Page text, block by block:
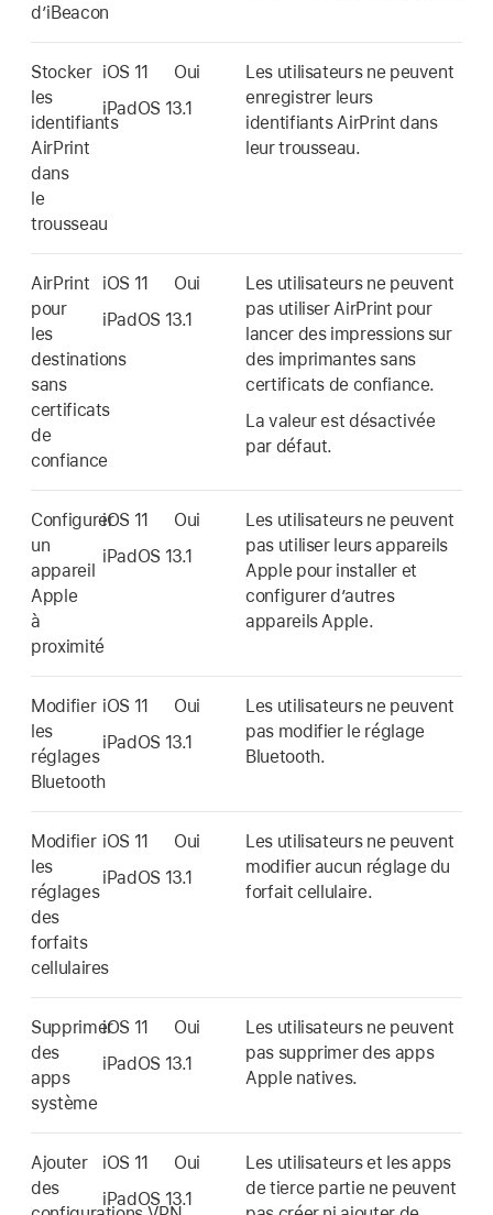
d’iBeacon
Stocker
les
identifiants
AirPrint
dans
le
trousseau
iOS 11
iPadOS 13.1
Oui
Les utilisateurs ne peuvent
enregistrer leurs
identifiants AirPrint dans
leur trousseau.
AirPrint
pour
les
destinations
sans
certificats
de
confiance
iOS 11
iPadOS 13.1
Oui
Les utilisateurs ne peuvent
pas utiliser AirPrint pour
lancer des impressions sur
des imprimantes sans
certificats de confiance.
La valeur est désactivée
par défaut.
Configurer
un
appareil
Apple
à
proximité
iOS 11
iPadOS 13.1
Oui
Les utilisateurs ne peuvent
pas utiliser leurs appareils
Apple pour installer et
configurer d’autres
appareils Apple.
Modifier
les
réglages
Bluetooth
iOS 11
iPadOS 13.1
Oui
Les utilisateurs ne peuvent
pas modifier le réglage
Bluetooth.
Modifier
les
réglages
des
forfaits
cellulaires
iOS 11
iPadOS 13.1
Oui
Les utilisateurs ne peuvent
modifier aucun réglage du
forfait cellulaire.
Supprimer
des
apps
système
iOS 11
iPadOS 13.1
Oui
Les utilisateurs ne peuvent
pas supprimer des apps
Apple natives.
Ajouter
des
iOS 11
iPadOS 13.1
Oui
Les utilisateurs et les apps
de tierce partie ne peuvent